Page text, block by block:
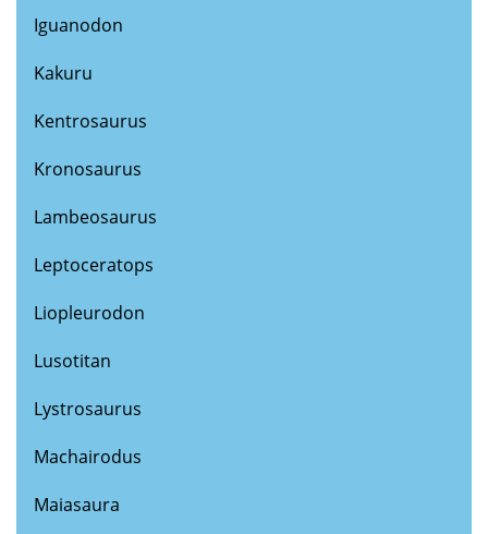
Iguanodon
Kakuru
Kentrosaurus
Kronosaurus
Lambeosaurus
Leptoceratops
Liopleurodon
Lusotitan
Lystrosaurus
Machairodus
Maiasaura